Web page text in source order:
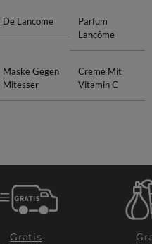
De Lancome
Parfum
Lancôme
Maske Gegen
Mitesser
Creme Mit
Vitamin C
Gratis